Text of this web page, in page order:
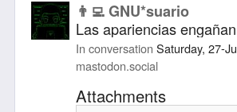
👨‍💻 GNU*suario
Las apariencias
In conversation Saturday, 27-
mastodon.social
Attachments